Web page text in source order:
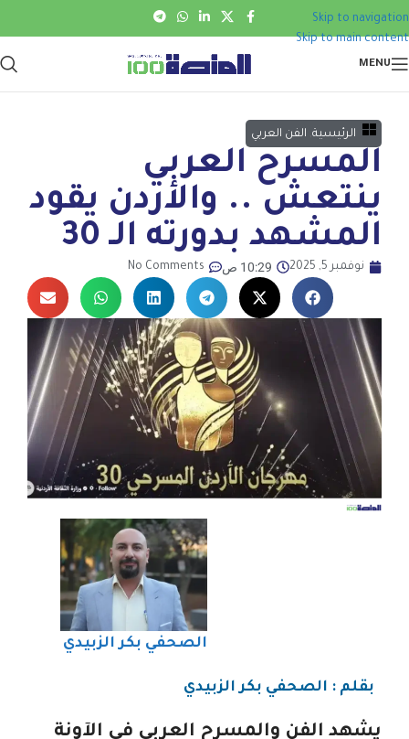
Skip to navigation
Skip to main content
MENU
الرئيسية الفن العربي
المسرح العربي
ينتعش .. والأردن يقود
المشهد بدورته الـ 30
نوفمبر 5, 2025 10:29 ص No Comments
الصحفي بكر الزبيدي
بقلم : الصحفي بكر الزبيدي
يشهد الفن والمسرح العربي في الآونة